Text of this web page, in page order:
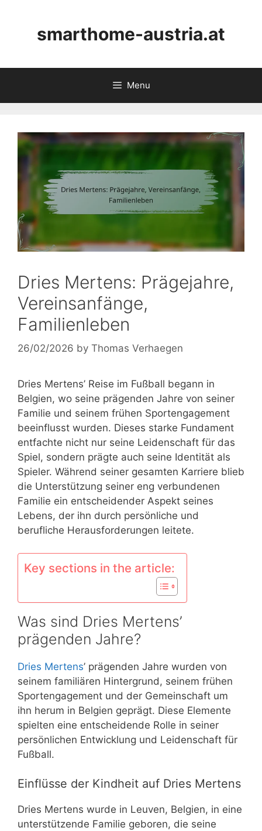
smarthome-austria.at
Menu
Dries Mertens: Prägejahre,
Vereinsanfänge,
Familienleben
26/02/2026 by Thomas Verhaegen
Dries Mertens’ Reise im Fußball begann in
Belgien, wo seine prägenden Jahre von seiner
Familie und seinem frühen Sportengagement
beeinflusst wurden. Dieses starke Fundament
entfachte nicht nur seine Leidenschaft für das
Spiel, sondern prägte auch seine Identität als
Spieler. Während seiner gesamten Karriere blieb
die Unterstützung seiner eng verbundenen
Familie ein entscheidender Aspekt seines
Lebens, der ihn durch persönliche und
berufliche Herausforderungen leitete.
Key sections in the article:
Was sind Dries Mertens’
prägenden Jahre?
Dries Mertens’ prägenden Jahre wurden von
seinem familiären Hintergrund, seinem frühen
Sportengagement und der Gemeinschaft um
ihn herum in Belgien geprägt. Diese Elemente
spielten eine entscheidende Rolle in seiner
persönlichen Entwicklung und Leidenschaft für
Fußball.
Einflüsse der Kindheit auf Dries Mertens
Dries Mertens wurde in Leuven, Belgien, in eine
unterstützende Familie geboren, die seine